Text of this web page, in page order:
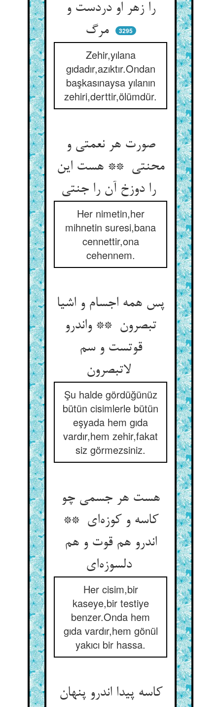
را زهر او دردست و
مرگ
3295
Zehir,yılana
gıdadır,azıktır.Ondan
başkasınaysa yılanın
zehiri,derttir,ölümdür.
صورت هر نعمتی و
محنتی ** هست این
Her nimetin,her
mihnetin suresi,bana
cennettir,ona
cehennem.
پس همه اجسام و اشیا
تبصرون ** واندرو
قوتست و سم
لاتبصرون
Şu halde gördüğünüz
bütün cisimlerle bütün
eşyada hem gıda
vardır,hem zehir,fakat
siz görmezsiniz.
هست هر جسمی چو
کاسه و کوزه‌ای **
اندرو هم قوت و هم
دلسوزه‌ای
Her cisim,bir
kaseye,bir testiye
benzer.Onda hem
gıda vardır,hem gönül
yakıcı bir hassa.
کاسه پیدا اندرو پنهان